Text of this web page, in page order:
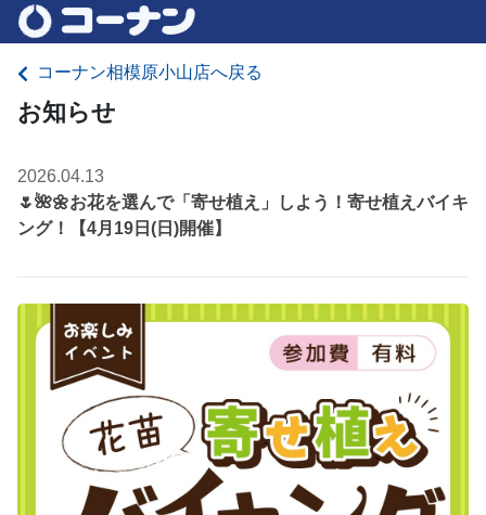
コーナン相模原小山店へ戻る
お知らせ
2026.04.13
🌷🌺🌼お花を選んで「寄せ植え」しよう！寄せ植えバイキ
ング！【4月19日(日)開催】